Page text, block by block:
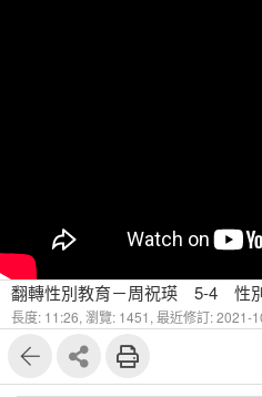
翻轉性別教育－周祝瑛 5-4 性
長度: 11:26, 瀏覽: 1451, 最近修訂: 2021-